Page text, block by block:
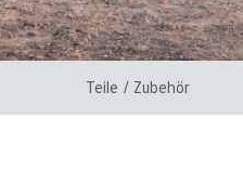
Teile / Zubehör